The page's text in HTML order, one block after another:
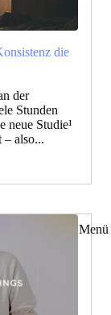
Menü
die
der
Stunden
neue Studie¹
– also...